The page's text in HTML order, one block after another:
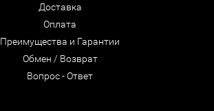
Доставка
Оплата
Преимущества и Гарантии
Обмен / Возврат
Вопрос - Ответ